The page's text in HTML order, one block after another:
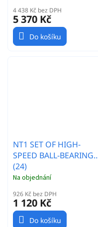
4 438 Kč bez DPH
5 370 Kč
Do košíku
NT1 SET OF HIGH-
SPEED BALL-BEARINGS
(24)
Na objednání
926 Kč bez DPH
1 120 Kč
Do košíku